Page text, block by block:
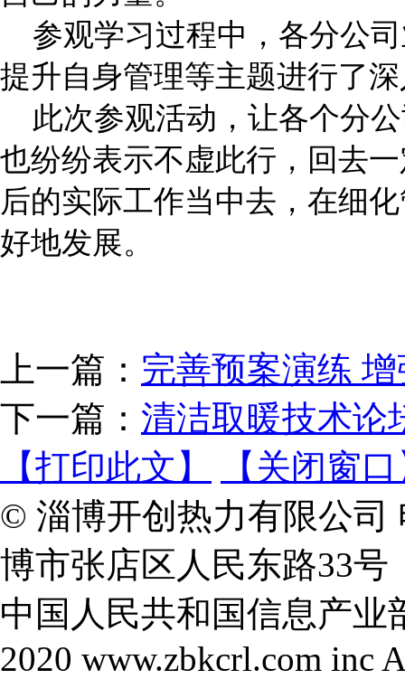
参观学习过程中，各分公
提升自身管理等主题进行了
此次参观活动，让各个分
也纷纷表示不虚此行，回去
后的实际工作当中去，在细
好地发展。
上一篇： 完善预案演练
下一篇： 清洁取暖技术论
【打印此文】
【关闭窗
© 淄博开创热力有限公司
博市张店区人民东路33号
中国人民共和国信息产业
2020 www.zbkcrl.com inc